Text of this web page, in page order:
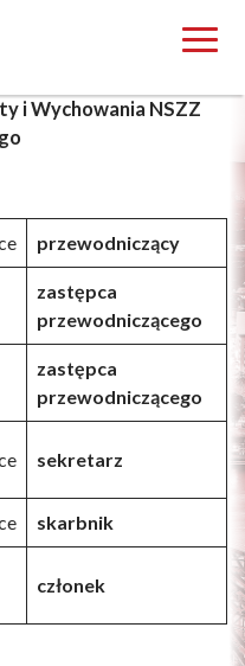
i Wychowania NSZZ
przewodniczący
zastępca
przewodniczącego
zastępca
przewodniczącego
sekretarz
skarbnik
członek